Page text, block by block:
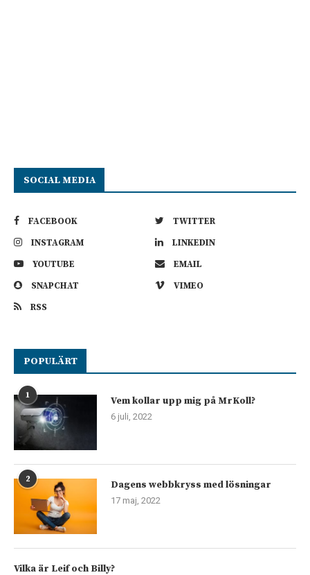
SOCIAL MEDIA
FACEBOOK
TWITTER
INSTAGRAM
LINKEDIN
YOUTUBE
EMAIL
SNAPCHAT
VIMEO
RSS
POPULÄRT
1 Vem kollar upp mig på MrKoll?
6 juli, 2022
2 Dagens webbkryss med lösningar
17 maj, 2022
Vilka är Leif och Billy?